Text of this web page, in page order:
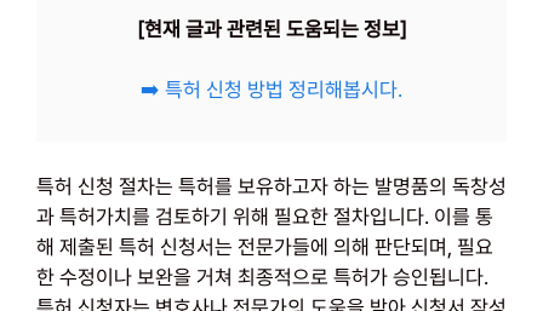
[현재 글과 관련된 도움되는 정보]
➡️ 특허 신청 방법 정리해봅시다.
특허 신청 절차는 특허를 보유하고자 하는 발명품의 독창성
과 특허가치를 검토하기 위해 필요한 절차입니다. 이를 통
해 제출된 특허 신청서는 전문가들에 의해 판단되며, 필요
한 수정이나 보완을 거쳐 최종적으로 특허가 승인됩니다.